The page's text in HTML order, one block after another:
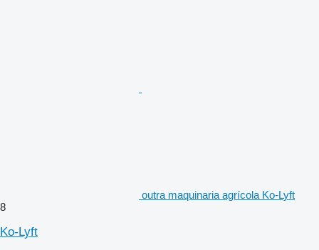
outra maquinaria agrícola Ko-Lyft
8
Ko-Lyft